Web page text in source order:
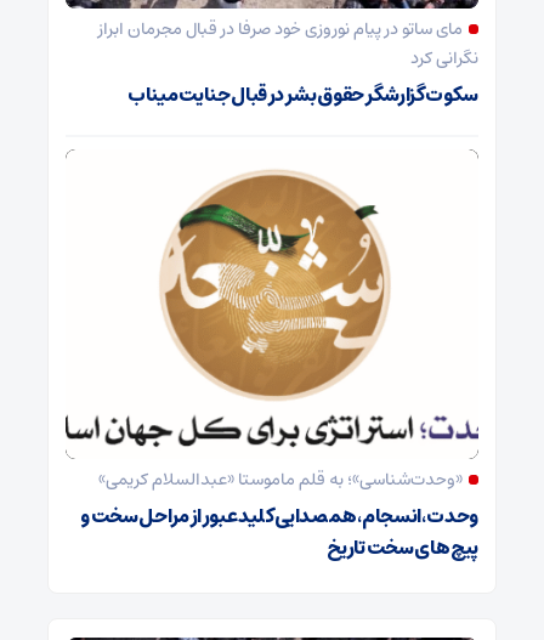
مای ساتو در پیام نوروزی خود صرفا در قبال مجرمان ابراز
نگرانی کرد
سکوت گزارشگر حقوق بشر در قبال جنایت میناب
«وحدت‌‌شناسی»؛ به قلم ماموستا «عبدالسلام کریمی»
وحدت ،انسجام،همصدایی کلید عبور از مراحل سخت و
پیچ های سخت تاریخ